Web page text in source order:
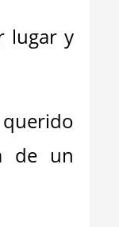
lugar y
de un